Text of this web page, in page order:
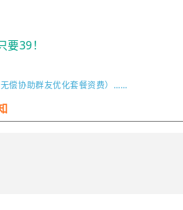
无偿协助群友优化套餐资费）……